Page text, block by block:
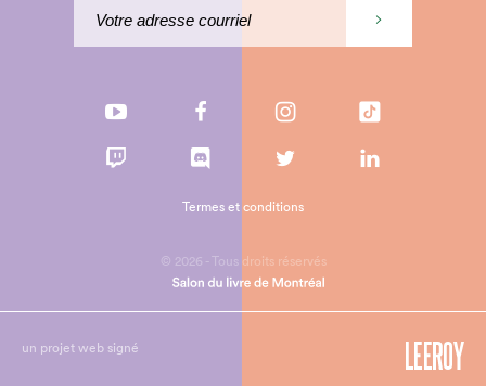
© 2026 - Tous droits réservés
Termes et conditions
un projet web signé